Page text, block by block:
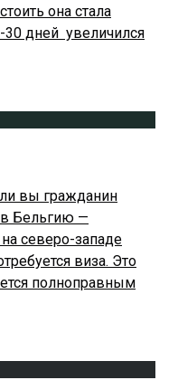
она стала
дней увеличился
вы гражданин
в Бельгию —
северо-западе
виза. Это
полноправным